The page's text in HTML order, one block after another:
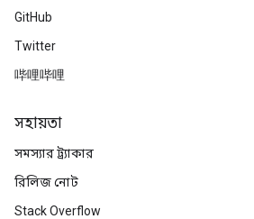
GitHub
Twitter
哔哩哔哩
সহায়তা
সমস্যার ট্র্যাকার
রিলিজ নোট
Stack Overflow